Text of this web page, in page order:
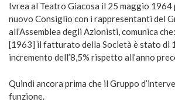
Ivrea al Teatro Giacosa il 25 maggio 1964
nuovo Consiglio con i rappresentanti del
all’Assemblea degli Azionisti, comunica
[1963] il fatturato della Società è stato di
incremento dell’8,5% rispetto all’anno
Quindi ancora prima che il Gruppo
funzione.